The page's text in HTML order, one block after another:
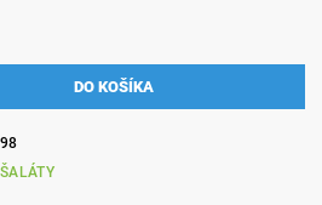
98
ŠALÁTY